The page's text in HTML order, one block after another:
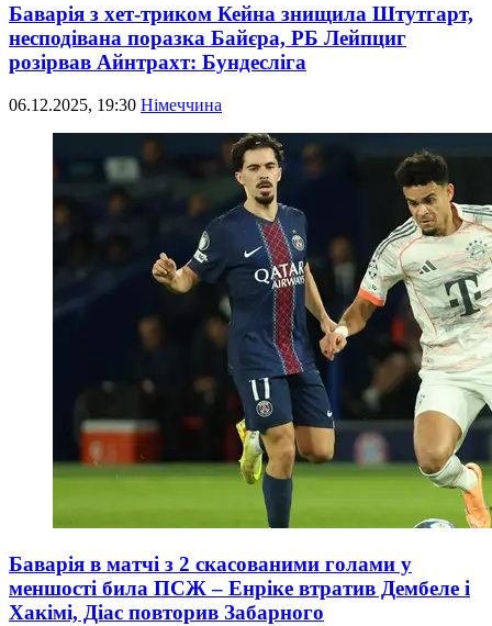
Баварія з хет-триком Кейна знищила Штутгарт,
несподівана поразка Байєра, РБ Лейпциг
розірвав Айнтрахт: Бундесліга
06.12.2025, 19:30 Німеччина
Баварія в матчі з 2 скасованими голами у
меншості била ПСЖ – Енріке втратив Дембеле і
Хакімі, Діас повторив Забарного